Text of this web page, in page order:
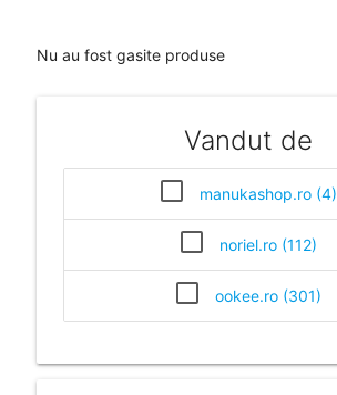
Nu au fost gasite produse
Vandut de
manukashop.ro (4)
noriel.ro (112)
ookee.ro (301)